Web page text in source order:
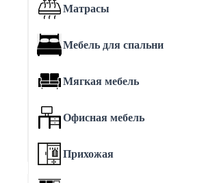
Матрасы
Мебель для спальни
Мягкая мебель
Офисная мебель
Прихожая